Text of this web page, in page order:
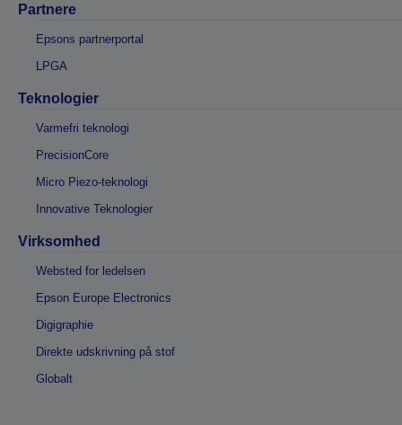
Partnere
Epsons partnerportal
LPGA
Teknologier
Varmefri teknologi
PrecisionCore
Micro Piezo-teknologi
Innovative Teknologier
Virksomhed
Websted for ledelsen
Epson Europe Electronics
Digigraphie
Direkte udskrivning på stof
Globalt